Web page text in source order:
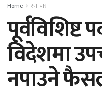
Home समाचार
पूर्वविशिष्ट
विदेशमा
नपाउने